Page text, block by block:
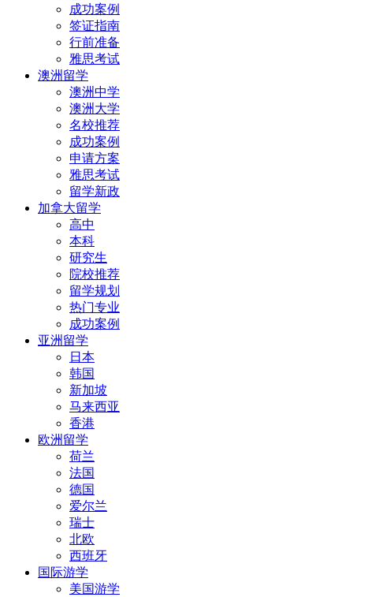
成功案例
签证指南
行前准备
雅思考试
澳洲留学
澳洲中学
澳洲大学
名校推荐
成功案例
申请方案
雅思考试
留学新政
加拿大留学
高中
本科
研究生
院校推荐
留学规划
热门专业
成功案例
亚洲留学
日本
韩国
新加坡
马来西亚
香港
欧洲留学
荷兰
法国
德国
爱尔兰
瑞士
北欧
西班牙
国际游学
美国游学